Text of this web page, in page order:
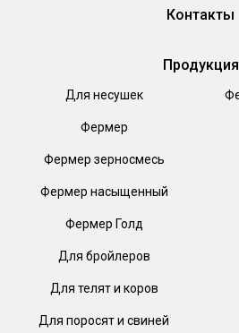
Контакты
Продукция
Для несушек
Фермер
Фермер зерносмесь
Фермер насыщенный
Фермер Голд
Для бройлеров
Для телят и коров
Для поросят и свиней